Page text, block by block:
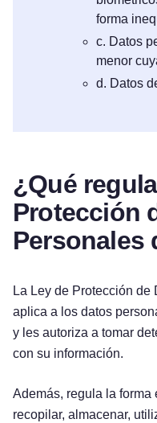
forma
c. Datos
menor
d. Datos
¿Qué
Protección
Personales
La Ley de Protección
aplica a los datos
y les autoriza a tomar
con su información.
Además, regula la forma
recopilar, almacenar,